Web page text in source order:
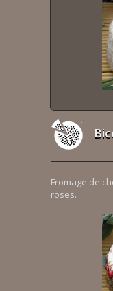
Fromage de
roses.